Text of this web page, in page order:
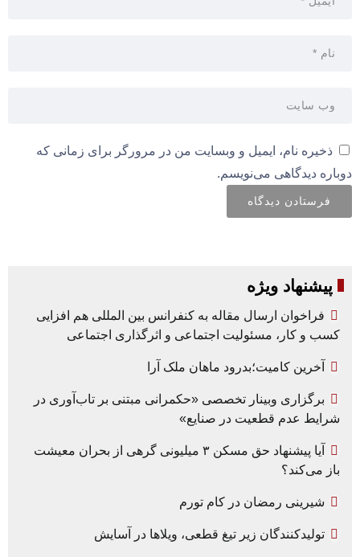
ذخیره نام، ایمیل و وبسایت من در مرورگر برای زمانی که
دوباره دیدگاهی می‌نویسم.
پیشنهاد ویژه
فراخوان ارسال مقاله به کنفرانس بین المللی هم افزایی
کسب و کار، مسئولیت اجتماعی و اثرگذاری اجتماعی
آخرین کامیت؛بدرود ماهان ملک آرا
برگزاری وبینار تخصصی «حکمرانی مبتنی بر تاب‌آوری در
شرایط عدم قطعیت در صنایع»
آیا پیشنهاد حق مسکن ۳ میلیونی گرهی از بحران معیشت
باز می‌کند؟
شیرینی رمضان در کام تورم
تولیدکنندگان زیر تیغ قطعی، ویلاها در آسایش